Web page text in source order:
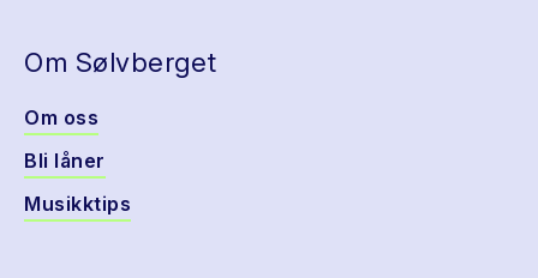
Om Sølvberget
Om oss
Bli låner
Musikktips